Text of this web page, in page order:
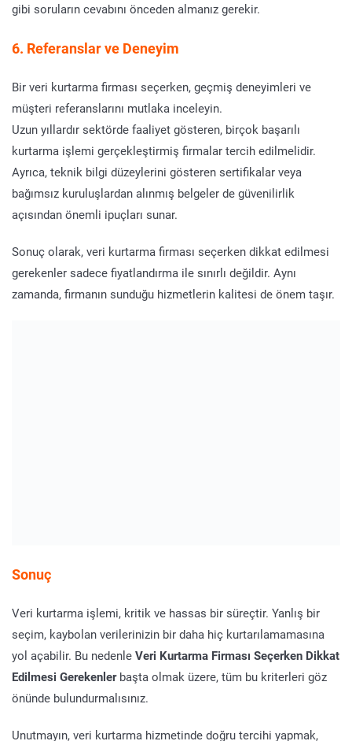
gibi soruların cevabını önceden almanız gerekir.
6. Referanslar ve Deneyim
Bir veri kurtarma firması seçerken, geçmiş deneyimleri ve
müşteri referanslarını mutlaka inceleyin.
Uzun yıllardır sektörde faaliyet gösteren, birçok başarılı
kurtarma işlemi gerçekleştirmiş firmalar tercih edilmelidir.
Ayrıca, teknik bilgi düzeylerini gösteren sertifikalar veya
bağımsız kuruluşlardan alınmış belgeler de güvenilirlik
açısından önemli ipuçları sunar.
Sonuç olarak, veri kurtarma firması seçerken dikkat edilmesi
gerekenler sadece fiyatlandırma ile sınırlı değildir. Aynı
zamanda, firmanın sunduğu hizmetlerin kalitesi de önem taşır.
Sonuç
Veri kurtarma işlemi, kritik ve hassas bir süreçtir. Yanlış bir
seçim, kaybolan verilerinizin bir daha hiç kurtarılamamasına
yol açabilir. Bu nedenle Veri Kurtarma Firması Seçerken Dikkat
Edilmesi Gerekenlerbaşta olmak üzere, tüm bu kriterleri göz
önünde bulundurmalısınız.
Unutmayın, veri kurtarma hizmetinde doğru tercihi yapmak,